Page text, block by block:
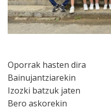
Oporrak hasten dira
Bainujantziarekin
Izozki batzuk jaten
Bero askorekin